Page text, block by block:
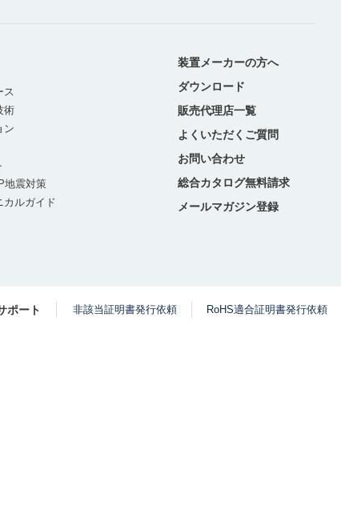
ス
術
ン
地震対策
カルガイド
装置メーカーの方へ
ダウンロード
販売代理店一覧
よくいただくご質問
お問い合わせ
総合カタログ無料請求
メールマガジン登録
ポート 非該当証明書発行依頼 RoHS適合証明書発行依頼